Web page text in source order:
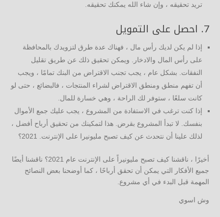
تريد تحقيقه ، وإن شاء الله يمكنك تحقيقه.
7. احصل على التمويل
إذا لم يكن لديك رأس مال ، فهناك عدة طرق لتزويدك بالمحافظة
على رأس المال والادخار. ويمكن تحقيق ذلك عن طريق تقليل
النفقات. بشكل عام ، يجب تجنب الاقتراض من البنك تمامًا ، ويجب
أن تفهم منطق ومنطق الاقتراض لشراء المنتجات ، فالبضائع ، حتى لو
كانت سلعًا ، ستوفر لك الراحة ، وهي خسارة للمال.
إذا كنت ترغب في الاستفادة من المشروع ، يجب عليك جمع الأموال
بنفسك. لا تبدأ المشروع بقرض. هذا لتمكينك من تحقيق أرباح أفضل ،
لذلك علينا أن نتحدث عن كيف تصبح مليونيرا على الإنترنت. 2021؟
أخيرًا ، ناقشنا كيف تصبح مليونيراً على الإنترنت عام 2021؟ ناقشنا أيضًا
جميع الأفكار التي يمكن أن تحقق أرباحًا ، كما أوضحنا بعض النصائح
المهمة قبل البدء في أي مشروع.
وش اسوي